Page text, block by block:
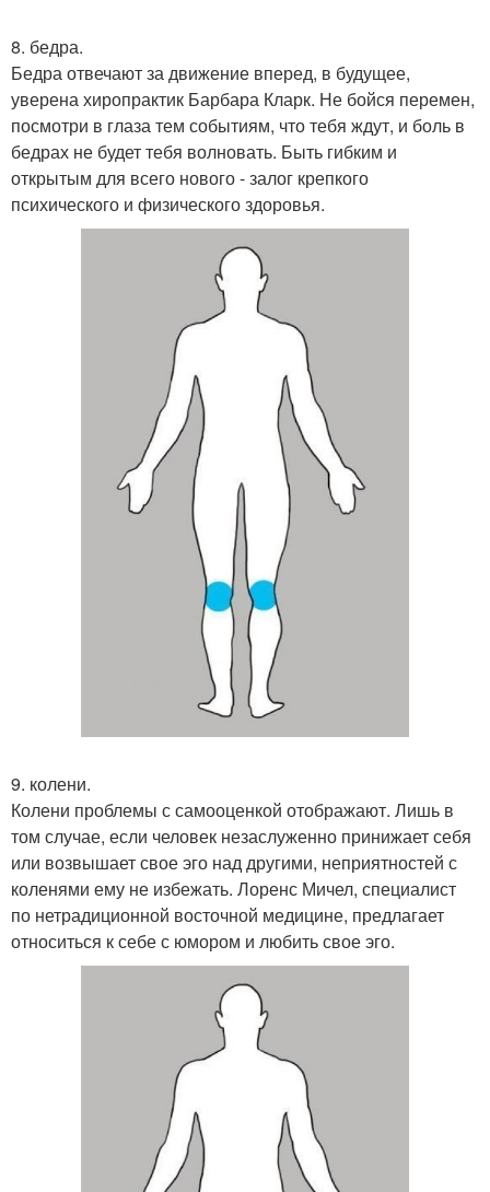
8. бедра.
Бедра отвечают за движение вперед, в будущее,
уверена хиропрактик Барбара Кларк. Не бойся перемен,
посмотри в глаза тем событиям, что тебя ждут, и боль в
бедрах не будет тебя волновать. Быть гибким и
открытым для всего нового - залог крепкого
психического и физического здоровья.
9. колени.
Колени проблемы с самооценкой отображают. Лишь в
том случае, если человек незаслуженно принижает себя
или возвышает свое эго над другими, неприятностей с
коленями ему не избежать. Лоренс Мичел, специалист
по нетрадиционной восточной медицине, предлагает
относиться к себе с юмором и любить свое эго.